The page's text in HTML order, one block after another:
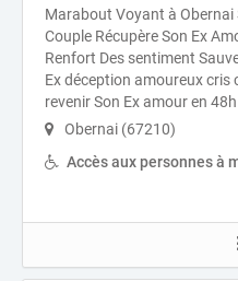
Marabout Voyant à Obernai
Couple Récupère Son Ex
Renfort Des sentiment
Ex déception amoureux cris
revenir Son Ex amour en 48h
Obernai (67210)
Accès aux personnes à